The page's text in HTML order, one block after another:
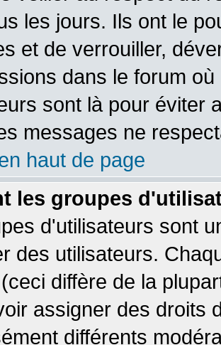
les jours. Ils ont le
et de verrouiller,
dans le forum
sont là pour éviter
messages ne
haut de page
les groupes
d'utilisateurs sont
des utilisateurs.
diffère de la
assigner des droits
différents